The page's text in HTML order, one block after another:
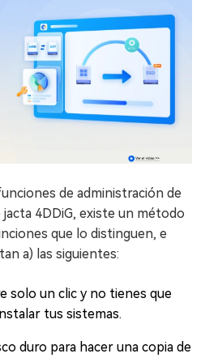
de administración de
4DDiG, existe un método
que lo distinguen, e
a) las siguientes:
solo un clic y no tienes que
tus sistemas.
duro para hacer una copia de